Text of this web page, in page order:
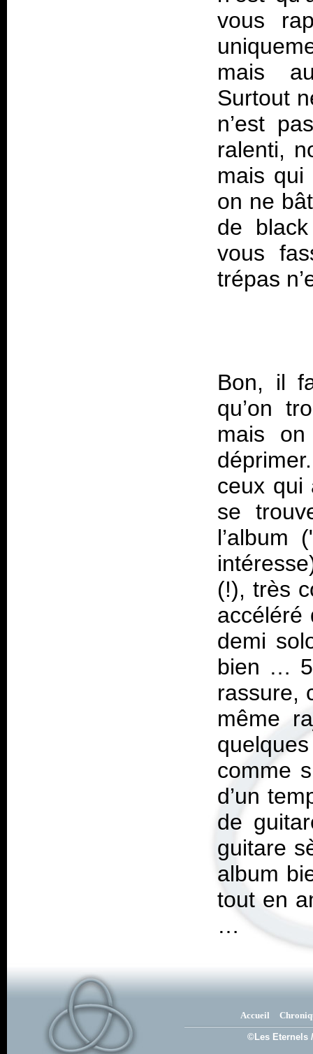
vous
mais
Surtout
n’est
ralenti,
mais
on ne
de
vous
Bon, il
qu’on
mais
ceux qui
se
l’album
(!), très
demi
bien … 5
rassure,
même
comme
d’un
de
guitare
album
tout en
…
Accueil
©Les Eternels